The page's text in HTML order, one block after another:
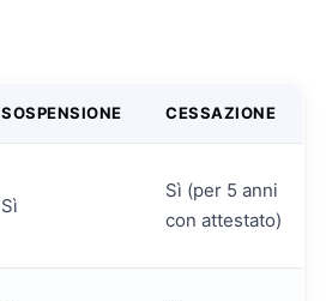
SOSPENSIONE CESSAZIONE
Sì
Sì (per 5 anni
con attestato)